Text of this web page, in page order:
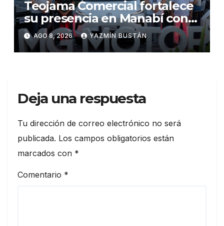
Teojama Comercial fortalece
su presencia en Manabí con
una apuesta por la movilidad
híbrida y eléctrica durante
ExpoAuto del Pacífico 2026
AGO 8, 2026 YAZMÍN BUSTÁN
Deja una respuesta
Tu dirección de correo electrónico no será
publicada. Los campos obligatorios están
marcados con *
Comentario *